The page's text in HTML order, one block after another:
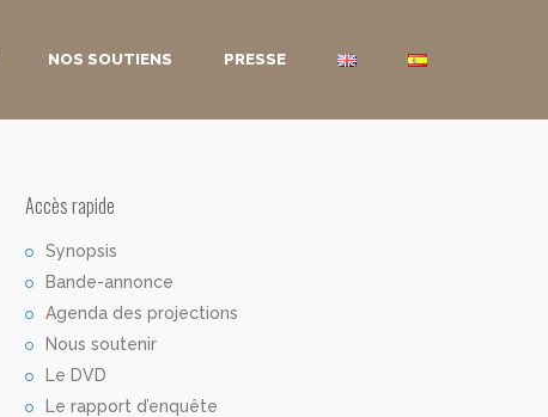
NOS SOUTIENS PRESSE
Accès rapide
Synopsis
Bande-annonce
Agenda des projections
Nous soutenir
Le DVD
Le rapport d’enquête